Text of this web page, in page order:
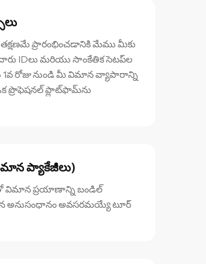
ప్రారంభించడానికి మేము మీకు
IDలు మరియు సాంకేతిక సెటప్‌ల
రోజు నుండి మీ విమాన వ్యాపారాన్ని
ప్రొఫెషనల్ ప్లాట్‌ఫామ్‌ను
ప్యాకేజీలు)
విమాన ప్రయాణాన్ని బండిల్
అవసరమయ్యే టూర్